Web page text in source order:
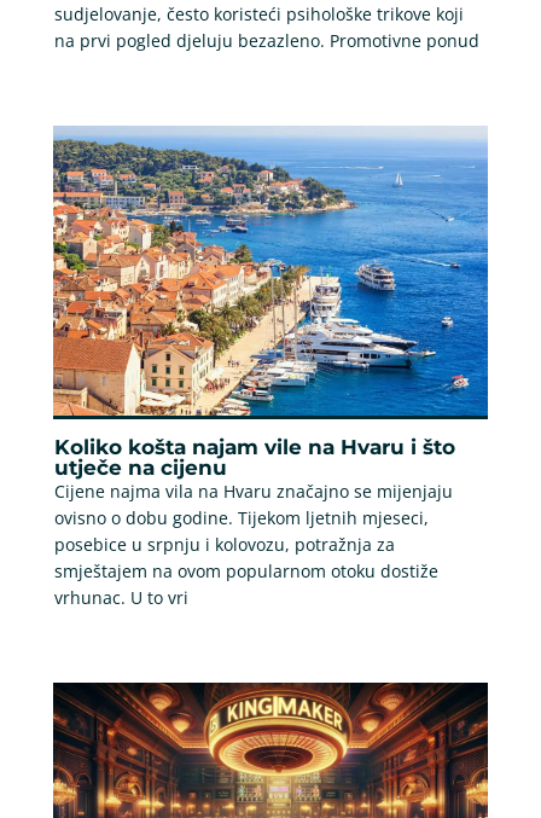
sudjelovanje, često koristeći psihološke trikove koji
na prvi pogled djeluju bezazleno. Promotivne ponud
Koliko košta najam vile na Hvaru i što
utječe na cijenu
Cijene najma vila na Hvaru značajno se mijenjaju
ovisno o dobu godine. Tijekom ljetnih mjeseci,
posebice u srpnju i kolovozu, potražnja za
smještajem na ovom popularnom otoku dostiže
vrhunac. U to vri